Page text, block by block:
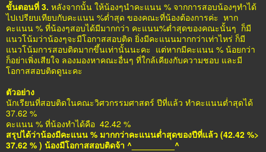
ขั้นตอนที่ 3. หลังจากนั้น ให้น้องๆนำคะแนน % จากการสอบน้องๆทำได้
ไปเปรียบเทียบกับคะแนน %ต่ำสุด ของคณะที่น้องต้องการค่ะ หาก
คะแนน % ที่น้องๆสอบได้มีมากกว่า คะแนน%ต่ำสุดของคณะนั้นๆ ก็มี
แนวโน้มว่าน้องๆจะมีโอกาสสอบติด ยิ่งมีคะแนนมากกว่าเท่าไหร่ ก็มี
แนวโน้มการสอบติดมากขึ้นเท่านั้นนะคะ แต่หากมีคะแนน % น้อยกว่า
ก็อย่าเพิ่งเสียใจ ลองมองหาคณะอื่นๆ ที่ใกล้เคียงกับความชอบ และมี
โอกาสสอบติดดูนะคะ
ตัวอย่าง
นักเรียนที่สอบติดในคณะวิศวกรรมศาสตร์ ปีที่แล้ว ทำคะแนนต่ำสุดได้
37.62 %
คะแนน % ที่น้องทำได้คือ 42.42 %
สรุปได้ว่าน้องมีคะแนน % มากกว่าคะแนนต่ำสุดของปีที่แล้ว (42.42 %>
37.62 % ) น้องมีโอกาสสอบติดจ้า ^_________^